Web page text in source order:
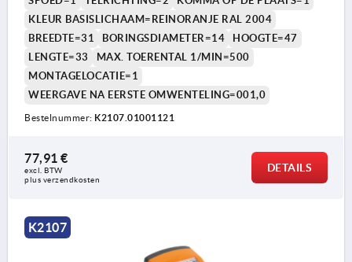
KLEUR BASISLICHAAM=REINORANJE RAL 2004
BREEDTE=31
BORINGSDIAMETER=14
HOOGTE=47
LENGTE=33
MAX. TOERENTAL 1/MIN=500
MONTAGELOCATIE=1
WEERGAVE NA EERSTE OMWENTELING=001,0
Bestelnummer: K2107.01001121
77,91 €
excl. BTW
plus verzendkosten
DETAILS
K2107